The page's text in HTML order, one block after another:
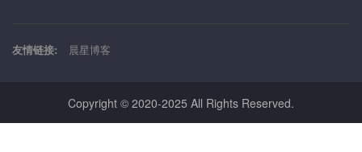
友情链接: 晨星博客
Copyright © 2020-2025 All Rights Reserved.